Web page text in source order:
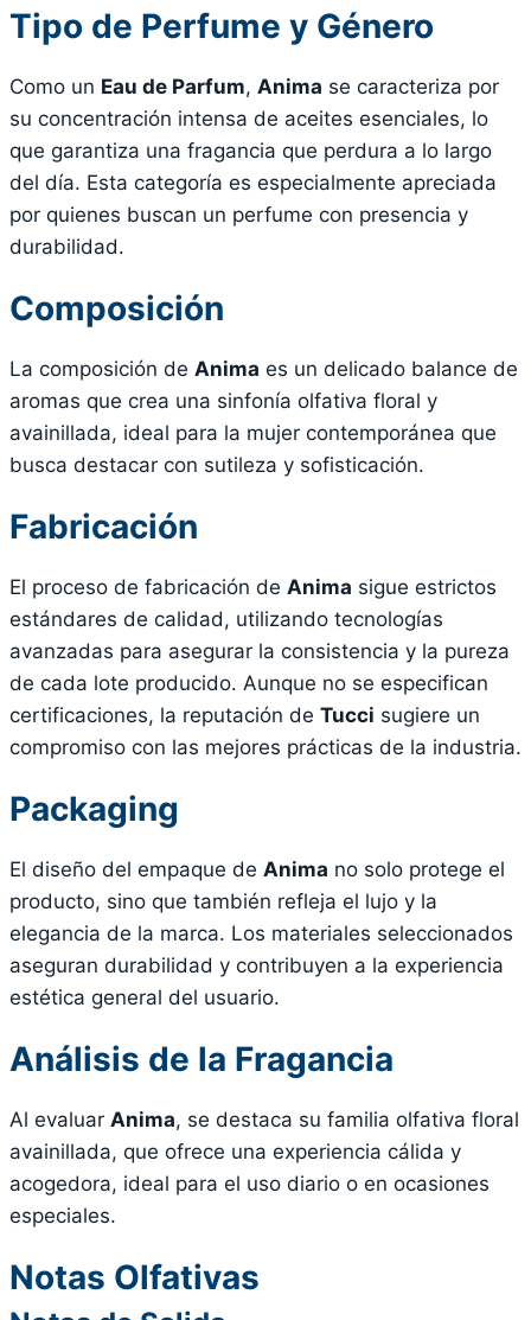
Tipo de Perfume y Género
Como un Eau de Parfum, Anima se caracteriza por
su concentración intensa de aceites esenciales, lo
que garantiza una fragancia que perdura a lo largo
del día. Esta categoría es especialmente apreciada
por quienes buscan un perfume con presencia y
durabilidad.
Composición
La composición de Anima es un delicado balance de
aromas que crea una sinfonía olfativa floral y
avainillada, ideal para la mujer contemporánea que
busca destacar con sutileza y sofisticación.
Fabricación
El proceso de fabricación de Anima sigue estrictos
estándares de calidad, utilizando tecnologías
avanzadas para asegurar la consistencia y la pureza
de cada lote producido. Aunque no se especifican
certificaciones, la reputación de Tucci sugiere un
compromiso con las mejores prácticas de la industria.
Packaging
El diseño del empaque de Anima no solo protege el
producto, sino que también refleja el lujo y la
elegancia de la marca. Los materiales seleccionados
aseguran durabilidad y contribuyen a la experiencia
estética general del usuario.
Análisis de la Fragancia
Al evaluar Anima, se destaca su familia olfativa floral
avainillada, que ofrece una experiencia cálida y
acogedora, ideal para el uso diario o en ocasiones
especiales.
Notas Olfativas